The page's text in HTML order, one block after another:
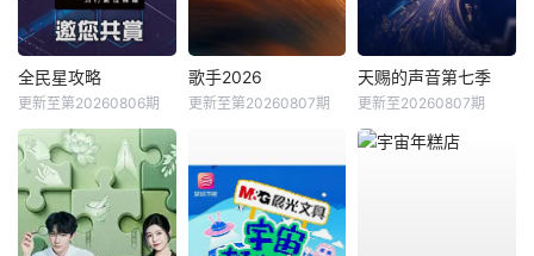
全民星攻略
更新至第20260806期
歌手2026
更新至第20260807期
天赐的声音第七季
更新至20260807期